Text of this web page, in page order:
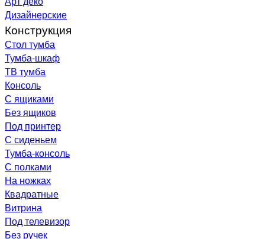
Дизайнерские
Конструкция
Стол тумба
Тумба-шкаф
ТВ тумба
Консоль
С ящиками
Без ящиков
Под принтер
С сиденьем
Тумба-консоль
С полками
На ножках
Квадратные
Витрина
Под телевизор
Без ручек